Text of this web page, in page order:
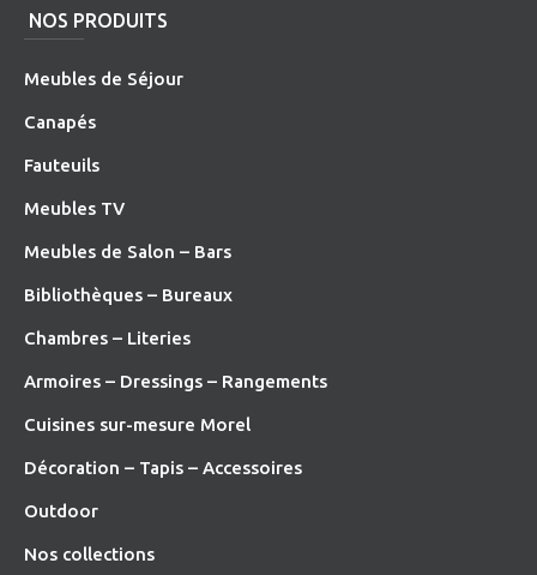
NOS PRODUITS
Meubles de Séjour
Canapés
Fauteuils
Meubles TV
Meubles de Salon – Bars
Bibliothèques – Bureaux
Chambres – Literies
Armoires – Dressings – Rangements
Cuisines sur-mesure Morel
Décoration – Tapis – Accessoires
Outdoor
Nos collections